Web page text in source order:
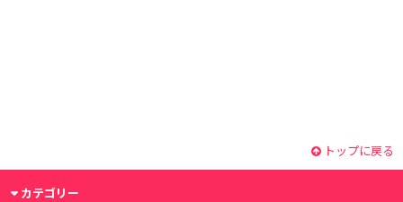
トップに戻る
カテゴリー